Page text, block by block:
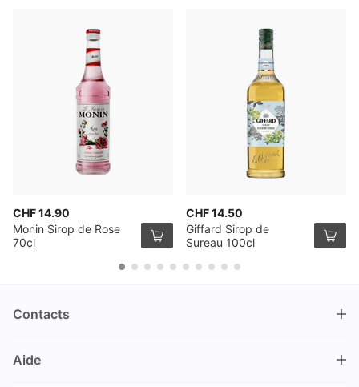
CHF 14.90
Monin Sirop de Rose
70cl
CHF 14.50
Giffard Sirop de
Sureau 100cl
Contacts
Nüschelerstrasse 35
Aide